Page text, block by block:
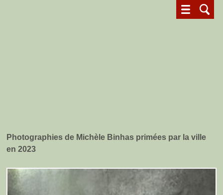
Photographies de Michèle Binhas primées par la ville
en 2023